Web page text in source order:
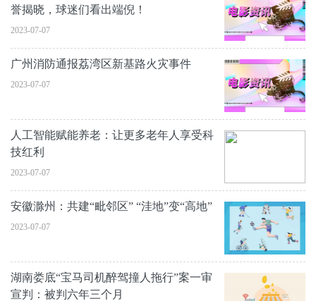
誉揭晓，球迷们看出端倪！
2023-07-07
广州消防通报荔湾区新基路火灾事件
2023-07-07
人工智能赋能养老：让更多老年人享受科
技红利
2023-07-07
安徽滁州：共建“毗邻区” “洼地”变“高地”
2023-07-07
湖南娄底“宝马司机醉驾撞人拖行”案一审
宣判：被判六年三个月